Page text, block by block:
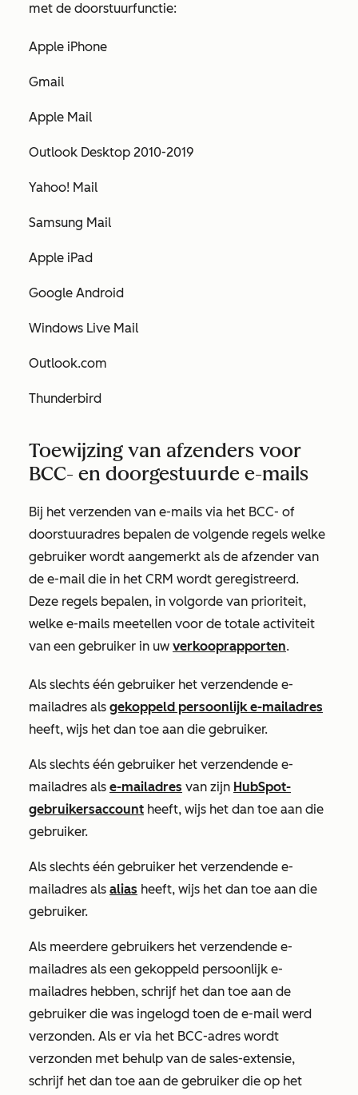
met de doorstuurfunctie:
Apple iPhone
Gmail
Apple Mail
Outlook Desktop 2010-2019
Yahoo! Mail
Samsung Mail
Apple iPad
Google Android
Windows Live Mail
Outlook.com
Thunderbird
Toewijzing van afzenders voor
BCC- en doorgestuurde e-mails
Bij het verzenden van e-mails via het BCC- of
doorstuuradres bepalen de volgende regels welke
gebruiker wordt aangemerkt als de afzender van
de e-mail die in het CRM wordt geregistreerd.
Deze regels bepalen, in volgorde van prioriteit,
welke e-mails meetellen voor de totale activiteit
van een gebruiker in uw verkooprapporten.
Als slechts één gebruiker het verzendende e-
mailadres als gekoppeld persoonlijk e-mailadres
heeft, wijs het dan toe aan die gebruiker.
Als slechts één gebruiker het verzendende e-
mailadres als e-mailadres van zijn HubSpot-
gebruikersaccount heeft, wijs het dan toe aan die
gebruiker.
Als slechts één gebruiker het verzendende e-
mailadres als alias heeft, wijs het dan toe aan die
gebruiker.
Als meerdere gebruikers het verzendende e-
mailadres als een gekoppeld persoonlijk e-
mailadres hebben, schrijf het dan toe aan de
gebruiker die was ingelogd toen de e-mail werd
verzonden. Als er via het BCC-adres wordt
verzonden met behulp van de sales-extensie,
schrijf het dan toe aan de gebruiker die op het